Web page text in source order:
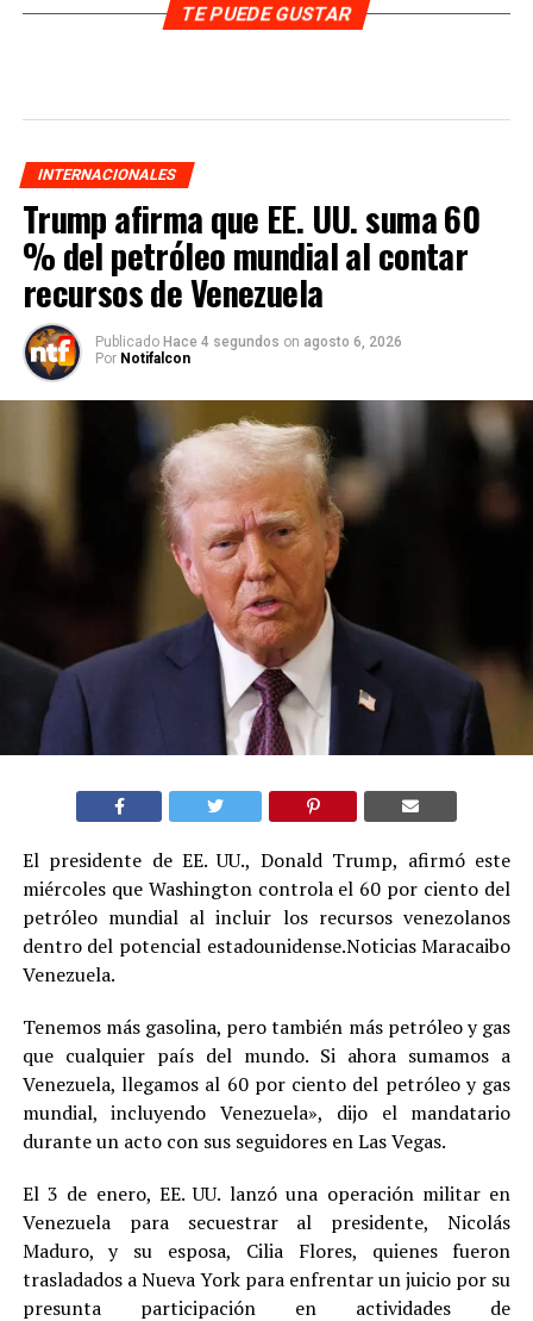
TE PUEDE GUSTAR
INTERNACIONALES
Trump afirma que EE. UU. suma 60
% del petróleo mundial al contar
recursos de Venezuela
Publicado Hace 4 segundos on agosto 6, 2026
Por Notifalcon
El presidente de EE. UU., Donald Trump, afirmó este
miércoles que Washington controla el 60 por ciento del
petróleo mundial al incluir los recursos venezolanos
dentro del potencial estadounidense.Noticias Maracaibo
Venezuela.
Tenemos más gasolina, pero también más petróleo y gas
que cualquier país del mundo. Si ahora sumamos a
Venezuela, llegamos al 60 por ciento del petróleo y gas
mundial, incluyendo Venezuela», dijo el mandatario
durante un acto con sus seguidores en Las Vegas.
El 3 de enero, EE. UU. lanzó una operación militar en
Venezuela para secuestrar al presidente, Nicolás
Maduro, y su esposa, Cilia Flores, quienes fueron
trasladados a Nueva York para enfrentar un juicio por su
presunta participación en actividades de